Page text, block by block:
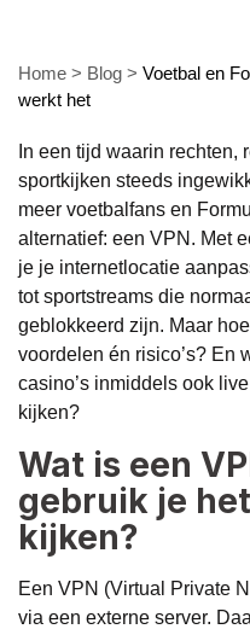
Home > Blog > Voetbal en
werkt het
In een tijd waarin rechten,
sportkijken steeds
meer voetbalfans en
alternatief: een VPN. Met
je je internetlocatie
tot sportstreams die
geblokkeerd zijn. Maar
voordelen én risico’s? En
casino’s inmiddels ook
kijken?
Wat is een
gebruik je
kijken?
Een VPN (Virtual Private
via een externe server.